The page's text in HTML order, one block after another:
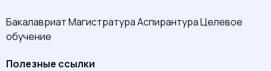
БакалавриатМагистратураАспирантураЦелевое
обучение
Полезные ссылки